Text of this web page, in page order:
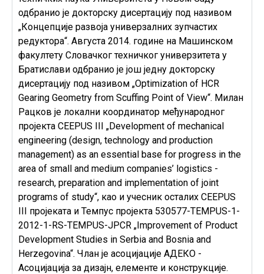
одбранио је докторску дисертацију под називом
„Концепције развоја универзалних зупчастих
редуктора“. Августа 2014. године на Машинском
факултету Словачког техничког универзитета у
Братислави одбранио је још једну докторску
дисертацију под називом „Optimization of HCR
Gearing Geometry from Scuffing Point of View“. Милан
Рацков је локални координатор међународног
пројекта CEEPUS III „Development of mechanical
engineering (design, technology and production
management) as an essential base for progress in the
area of small and medium companies’ logistics -
research, preparation and implementation of joint
programs of study“, као и учесник осталих CEEPUS
III пројеката и Темпус пројекта 530577-TEMPUS-1-
2012-1-RS-TEMPUS-JPCR „Improvement of Product
Development Studies in Serbia and Bosnia and
Herzegovina“. Члан је асоцијације АДЕКО -
Асоцијација за дизајн, елементе и конструкције.